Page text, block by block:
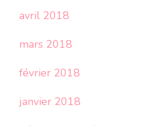
avril 2018
mars 2018
février 2018
janvier 2018